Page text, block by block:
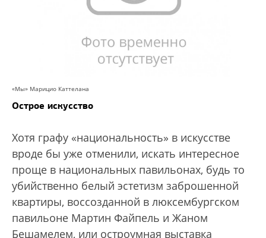
«Мы» Марицио Каттелана
Острое искусство
Хотя графу «национальность» в искусстве
вроде бы уже отменили, искать интересное
проще в национальных павильонах, будь то
убийственно белый эстетизм заброшенной
квартиры, воссозданной в люксембургском
павильоне Мартин Файпель и Жаном
Бешамелем, или остроумная выставка